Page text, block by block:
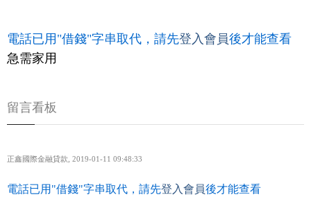
電話已用"借錢"字串取代，請先登入會員後才能查看
急需家用
留言看板
正鑫國際金融貸款 2019-01-11 09:48:33
電話已用"借錢"字串取代，請先登入會員後才能查看